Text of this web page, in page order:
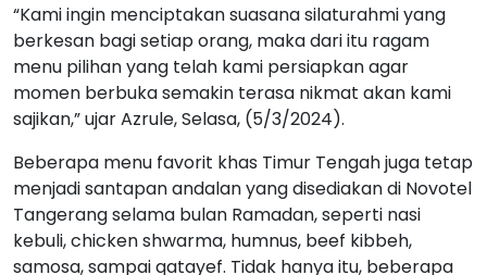
“Kami ingin menciptakan suasana silaturahmi yang
berkesan bagi setiap orang, maka dari itu ragam
menu pilihan yang telah kami persiapkan agar
momen berbuka semakin terasa nikmat akan kami
sajikan,” ujar Azrule, Selasa, (5/3/2024).
Beberapa menu favorit khas Timur Tengah juga tetap
menjadi santapan andalan yang disediakan di Novotel
Tangerang selama bulan Ramadan, seperti nasi
kebuli, chicken shwarma, humnus, beef kibbeh,
samosa, sampai qatayef. Tidak hanya itu, beberapa